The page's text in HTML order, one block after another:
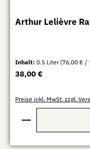
Arthur Lelièvre
Inhalt:0.5 Liter (76,00 € /
Regulärer Preis:
38,00 €
Preise inkl. MwSt. zzgl.
Produkt Anzahl: